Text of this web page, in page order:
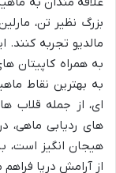
بزرگ نظیر تن،
مالدیو تجربه
به همراه
به بهترین نقاط
ای، از جمله قلاب
های ردیابی ماهی،
هیجان انگیز است،
از آرامش دریا فراهم